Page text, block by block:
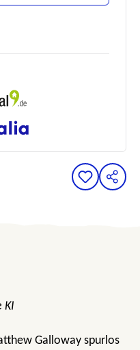
KI
Galloway spurlos